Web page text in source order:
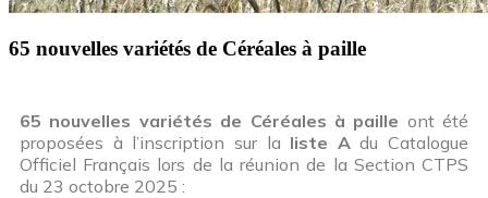
65 nouvelles variétés de Céréales à paille
65 nouvelles variétés de Céréales à paille ont été
proposées à l’inscription sur la liste Adu Catalogue
Officiel Français lors de la réunion de la Section CTPS
du 23 octobre 2025 :